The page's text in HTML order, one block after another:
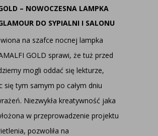
– NOWOCZESNA LAMPKA
DO SYPIALNI I SALONU
na szafce nocnej lampka
GOLD sprawi, że tuż przed
mogli oddać się lekturze,
się tym samym po całym dniu
Niezwykła kreatywność jaka
w przeprowadzenie projektu
pozwoliła na